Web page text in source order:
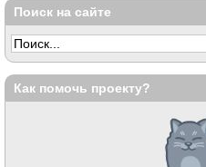
Поиск на сайте
Как помочь проекту?